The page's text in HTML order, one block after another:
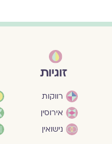
זוגיות
רווקות
אירוסין
נישואין